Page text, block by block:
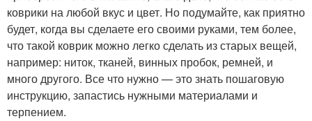
коврики на любой вкус и цвет. Но подумайте, как приятно
будет, когда вы сделаете его своими руками, тем более,
что такой коврик можно легко сделать из старых вещей,
например: ниток, тканей, винных пробок, ремней, и
много другого. Все что нужно — это знать пошаговую
инструкцию, запастись нужными материалами и
терпением.